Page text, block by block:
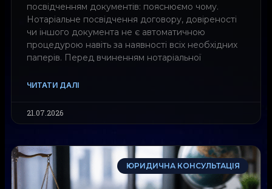
посвідченням документів: пояснюємо чому.
Нотаріальне посвідчення договору, довіреності
чи іншого документа не є автоматичною
процедурою навіть за наявності всіх необхідних
паперів. Перед вчиненням нотаріальної
ЧИТАТИ ДАЛІ
21.07.2026
ЮРИДИЧНА КОНСУЛЬТАЦІЯ